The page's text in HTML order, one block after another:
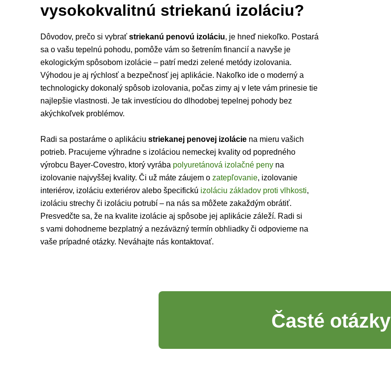
vysokokvalitnú striekanú izoláciu?
Dôvodov, prečo si vybrať striekanú penovú izoláciu, je hneď niekoľko. Postará
sa o vašu tepelnú pohodu, pomôže vám so šetrením financií a navyše je
ekologickým spôsobom izolácie – patrí medzi zelené metódy izolovania.
Výhodou je aj rýchlosť a bezpečnosť jej aplikácie. Nakoľko ide o moderný a
technologicky dokonalý spôsob izolovania, počas zimy aj v lete vám prinesie tie
najlepšie vlastnosti. Je tak investíciou do dlhodobej tepelnej pohody bez
akýchkoľvek problémov.
Radi sa postaráme o aplikáciu striekanej penovej izolácie na mieru vašich
potrieb. Pracujeme výhradne s izoláciou nemeckej kvality od popredného
výrobcu Bayer-Covestro, ktorý vyrába polyuretánová izolačné peny na
izolovanie najvyššej kvality. Či už máte záujem o zatepľovanie, izolovanie
interiérov, izoláciu exteriérov alebo špecifickú izoláciu základov proti vlhkosti,
izoláciu strechy či izoláciu potrubí – na nás sa môžete zakaždým obrátiť.
Presvedčte sa, že na kvalite izolácie aj spôsobe jej aplikácie záleží. Radi si
s vami dohodneme bezplatný a nezáväzný termín obhliadky či odpovieme na
vaše prípadné otázky. Neváhajte nás kontaktovať.
Časté otázky